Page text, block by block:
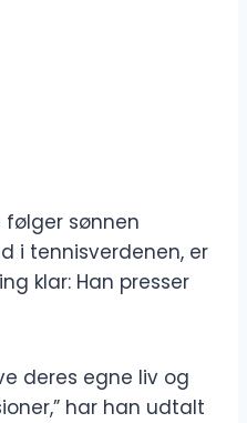
sønnen
i tennisverdenen, er
klar: Han presser
deres egne liv og
har han udtalt